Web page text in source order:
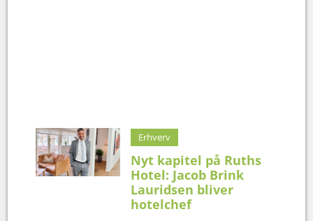
Erhverv
Nyt kapitel på Ruths
Hotel: Jacob Brink
Lauridsen bliver
hotelchef